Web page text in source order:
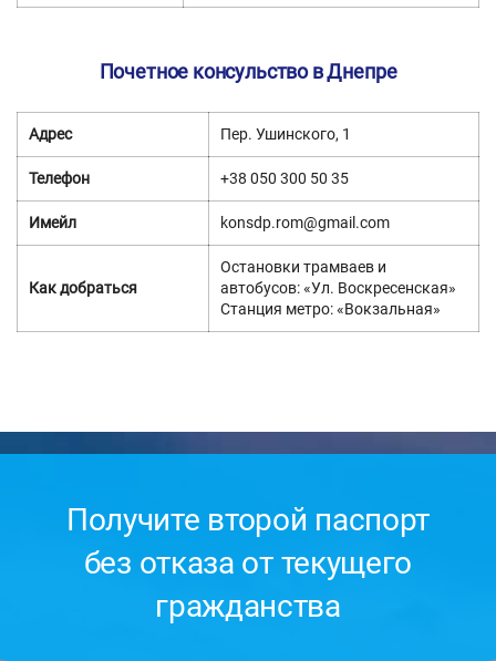
Почетное консульство в Днепре
Адрес Пер. Ушинского, 1
Телефон +38 050 300 50 35
Имейл konsdp.rom@gmail.com
Как добраться
Остановки трамваев и
автобусов: «Ул. Воскресенская»
Станция метро: «Вокзальная»
Получите второй паспорт
без отказа от текущего
гражданства